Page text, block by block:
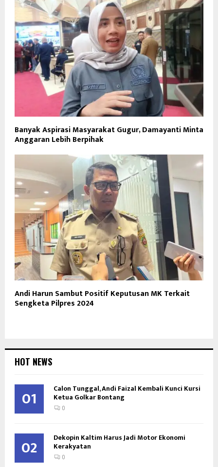
Banyak Aspirasi Masyarakat Gugur, Damayanti Minta
Anggaran Lebih Berpihak
Andi Harun Sambut Positif Keputusan MK Terkait
Sengketa Pilpres 2024
HOT NEWS
01 Calon Tunggal, Andi Faizal Kembali Kunci Kursi
Ketua Golkar Bontang
0
02 Dekopin Kaltim Harus Jadi Motor Ekonomi
Kerakyatan
0